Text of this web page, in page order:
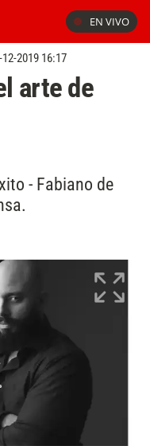
EN VIVO
12-2019 16:17
arte de
- Fabiano de